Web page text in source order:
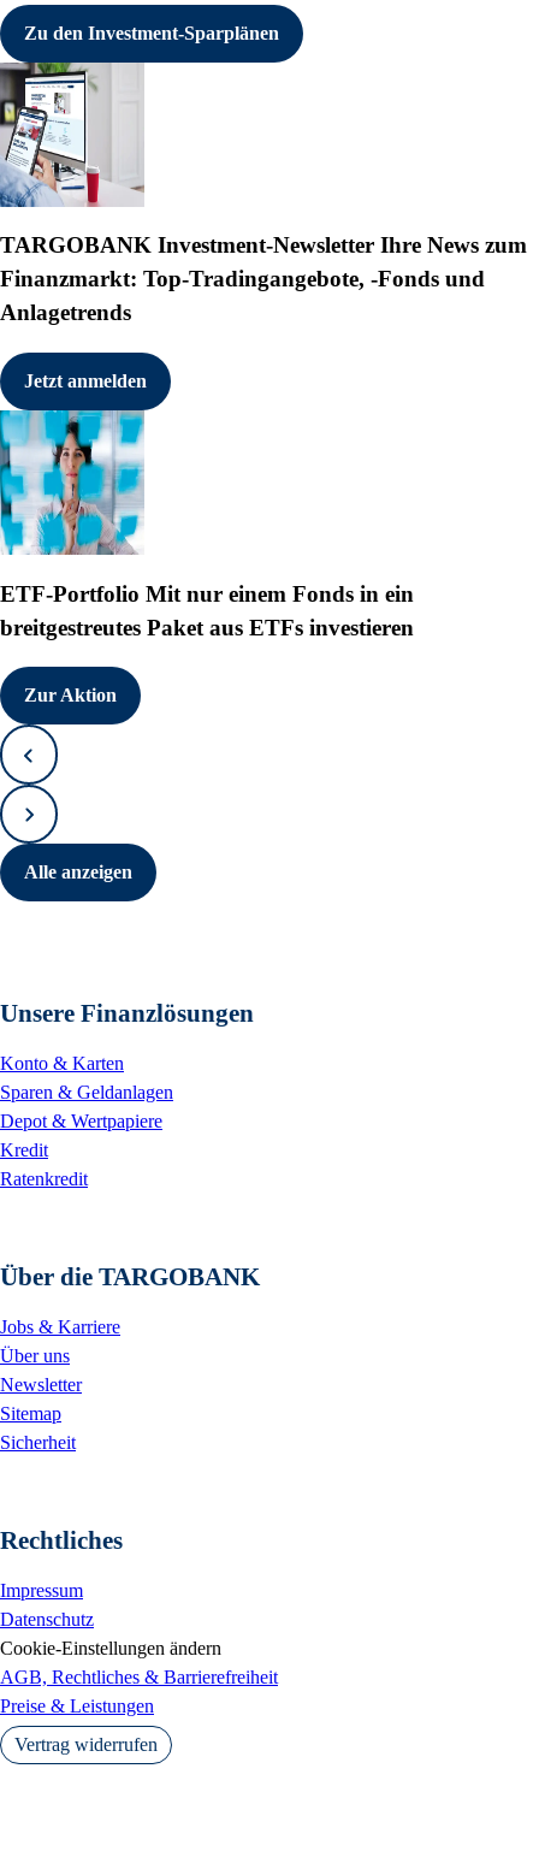
Zu den Investment-Sparplänen
TARGOBANK Investment-Newsletter Ihre News zum
Finanzmarkt: Top-Tradingangebote, -Fonds und
Anlagetrends
Jetzt anmelden
ETF-Portfolio Mit nur einem Fonds in ein
breitgestreutes Paket aus ETFs investieren
Zur Aktion
Zurück
Vorwärts
Alle anzeigen
Unsere Finanzlösungen
Konto & Karten
Sparen & Geldanlagen
Depot & Wertpapiere
Kredit
Ratenkredit
Über die TARGOBANK
Jobs & Karriere
Über uns
Newsletter
Sitemap
Sicherheit
Rechtliches
Impressum
Datenschutz
Cookie-Einstellungen ändern
AGB, Rechtliches & Barrierefreiheit
Preise & Leistungen
Vertrag widerrufen